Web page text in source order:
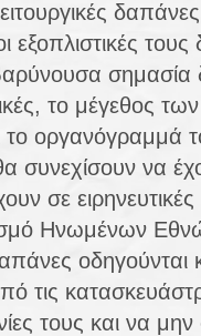
εξοπλιστικές
σημασία
το μέγεθος
οργανόγραμμά
συνεχίσουν να
σε
Ηνωμένων
τις
τους και να